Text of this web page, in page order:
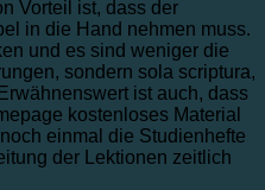
Vorteil ist, dass der
in die Hand nehmen muss.
und es sind weniger die
sondern sola scriptura,
ist auch, dass
kostenloses Material
einmal die Studienhefte
der Lektionen zeitlich